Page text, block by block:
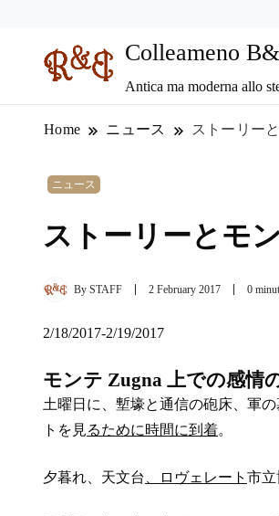
Colleameno
Antica ma moderna allo
Home ニュース ストーリー
ニュース
ストーリーとモ
By STAFF 2 February 2017 0
2/18/2017-2/19/2017
モンテ Zugna 上での感情
土曜日に、塹壕と通信の砲床、軍
トを見るために時間に到着。
夕暮れ、天文台 、ロヴェレート 市立